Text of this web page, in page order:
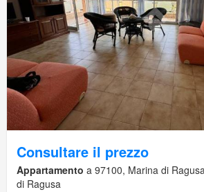
Consultare il prezzo
Appartamento a 97100, Marina di
di Ragusa